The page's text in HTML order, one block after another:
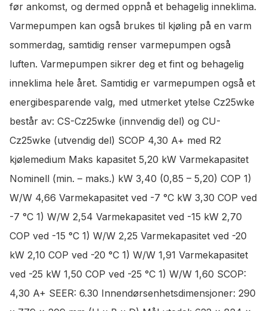
før ankomst, og dermed oppnå et behagelig inneklima.
Varmepumpen kan også brukes til kjøling på en varm
sommerdag, samtidig renser varmepumpen også
luften. Varmepumpen sikrer deg et fint og behagelig
inneklima hele året. Samtidig er varmepumpen også et
energibesparende valg, med utmerket ytelse Cz25wke
består av: CS-Cz25wke (innvendig del) og CU-
Cz25wke (utvendig del) SCOP 4,30 A+ med R2
kjølemedium Maks kapasitet 5,20 kW Varmekapasitet
Nominell (min. – maks.) kW 3,40 (0,85 – 5,20) COP 1)
W/W 4,66 Varmekapasitet ved -7 °C kW 3,30 COP ved
-7 °C 1) W/W 2,54 Varmekapasitet ved -15 kW 2,70
COP ved -15 °C 1) W/W 2,25 Varmekapasitet ved -20
kW 2,10 COP ved -20 °C 1) W/W 1,91 Varmekapasitet
ved -25 kW 1,50 COP ved -25 °C 1) W/W 1,60 SCOP:
4,30 A+ SEER: 6.30 Innendørsenhetsdimensjoner: 290